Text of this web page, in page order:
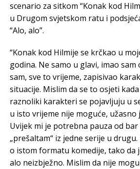
scenario za sitkom “Konak kod
u Drugom svjetskom ratu i
“Alo, alo”.
“Konak kod Hilmije se krčkao u
godina. Ne samo u glavi, imao
sam, sve to vrijeme, zapisivao
situacije. Mislim da se to osjeti
raznoliki karakteri se pojavljuju u
u isto vrijeme nije moguće, užasno
Uvijek mi je potrebna pauza od bar
„prešaltam“ iz jedne serije u
o istom formatu komedije, tako da
alo neizbježno. Mislim da nije